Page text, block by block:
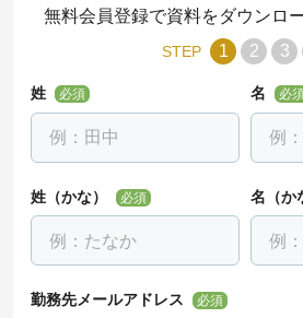
無料会員登録で資料をダウンロ
STEP 1 2 3
姓 必須 名 必
姓（かな） 必須 名（か
勤務先メールアドレス 必須